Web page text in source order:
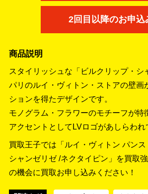
2回目以降のお申込
商品説明
スタイリッシュな「ビルクリップ・シ
パリのルイ・ヴィトン・ストアの壁画
ションを得たデザインです。
モノグラム・フラワーのモチーフが特
アクセントとしてLVロゴがあしらわれ
買取王子では「ルイ・ヴィトン パンス
シャンゼリゼ /ネクタイピン」を買取強
の機会に買取お申し込みください！